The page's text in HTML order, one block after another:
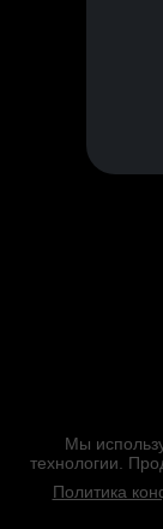
Мы
технологии.
Политика